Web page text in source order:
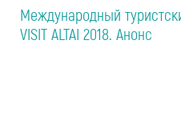
Международный
VISIT ALTAI 2018. Анонс